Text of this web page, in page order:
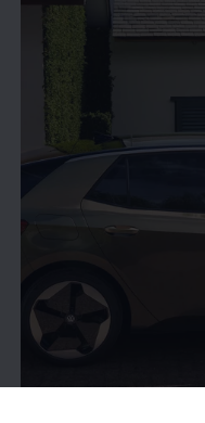
Enable fullscreen mode